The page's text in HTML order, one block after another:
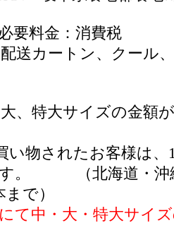
要料金：消費税
送カートン、クール
、特大サイズの金額
い物されたお客様は、
す。 （北海道・沖
まで）
て中・大・特大サイ